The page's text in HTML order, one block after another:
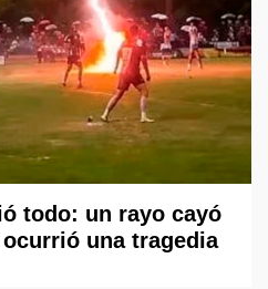
todo: un rayo cayó
una tragedia